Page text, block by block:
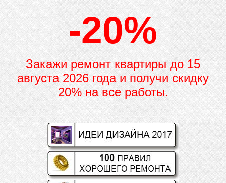
-20%
Закажи ремонт квартиры до15
августа 2026 года и получи скидку
20% на все работы.